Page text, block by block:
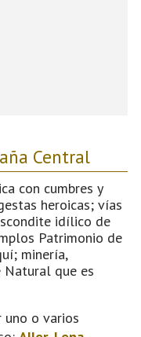
Central
con cumbres y
heroicas; vías
idílico de
Patrimonio de
minería,
Natural que es
uno o varios